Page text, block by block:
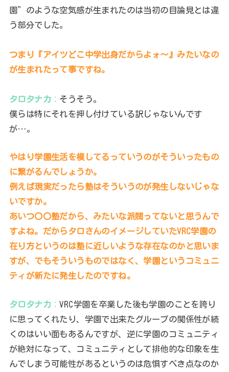
園”のような空気感が生まれたのは当初の目論見とは違
う部分でした。
つまり『アイツどこ中学出身だからよォ～』みたいなの
が生まれたって事ですね。
タロタナカ： そうそう。
僕らは特にそれを押し付けている訳じゃないんです
が…。
やはり学園生活を模してるっていうのがそういったもの
に繋がるんでしょうか。
例えば現実だったら塾はそういうのが発生しないじゃな
いですか。
あいつ〇〇塾だから、みたいな派閥ってないと思うんで
すよね。だからタロさんのイメージしていたVRC学園の
在り方というのは塾に近しいような存在なのかと思いま
すが、でもそういうものではなく、学園というコミュニ
ティが新たに発生したのですね。
タロタナカ：VRC学園を卒業した後も学園のことを誇り
に思ってくれたり、学園で出来たグループの関係性が続
くのはいい面もあるんですが、逆に学園のコミュニティ
が絶対になって、コミュニティとして排他的な印象を生
んでしまう可能性があるというのは危惧すべき点なのか